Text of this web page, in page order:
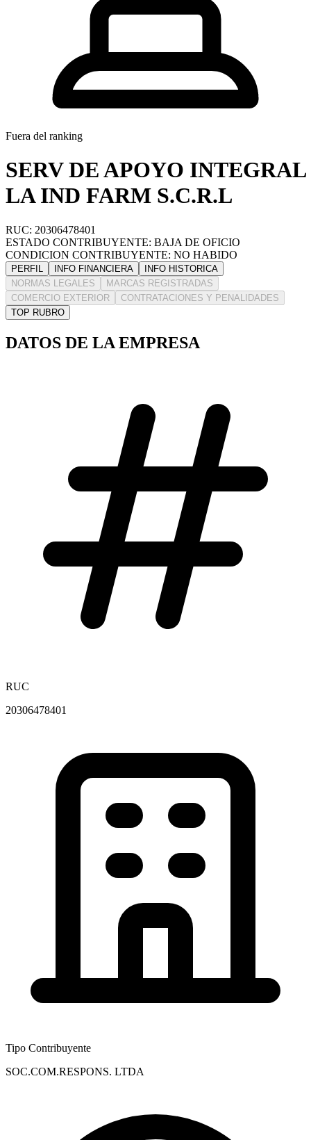
Fuera del ranking
SERV DE APOYO INTEGRAL
LA IND FARM S.C.R.L
RUC: 20306478401
ESTADO CONTRIBUYENTE: BAJA DE OFICIO
CONDICION CONTRIBUYENTE: NO HABIDO
PERFIL INFO FINANCIERA
INFO HISTORICA
NORMAS LEGALES
MARCAS REGISTRADAS
COMERCIO EXTERIOR
CONTRATACIONES Y PENALIDADES
TOP RUBRO
DATOS DE LA EMPRESA
RUC
20306478401
Tipo Contribuyente
SOC.COM.RESPONS. LTDA